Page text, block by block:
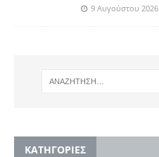
9 Αυγούστου 2026
KΑΤΗΓΟΡΙΕΣ